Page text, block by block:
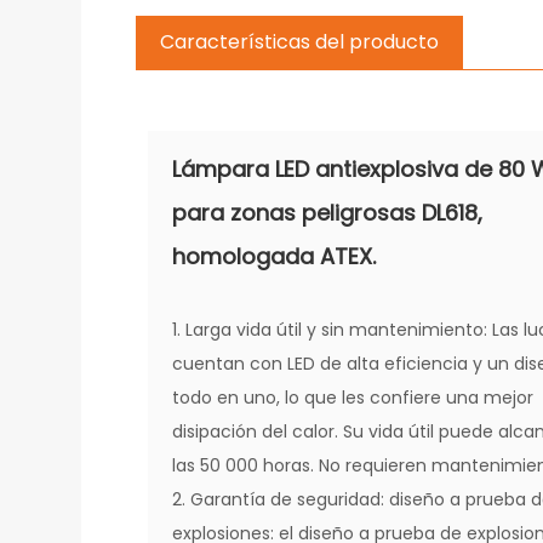
Características del producto
Lámpara LED antiexplosiva de 80
para zonas peligrosas DL618,
homologada ATEX.
1. Larga vida útil y sin mantenimiento: Las
cuentan con LED de alta eficiencia y un
todo en uno, lo que les confiere una mejor
disipación del calor. Su vida útil puede
las 50 000 horas. No requieren
2. Garantía de seguridad: diseño a prueba
explosiones: el diseño a prueba de